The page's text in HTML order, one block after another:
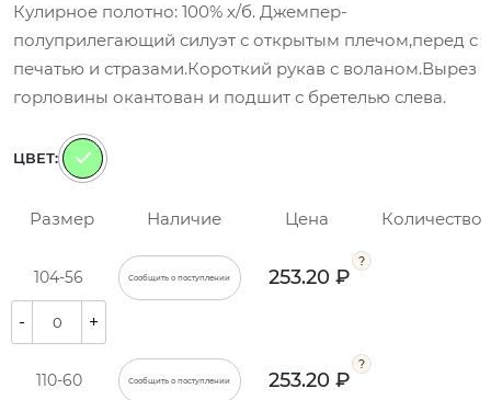
Кулирное полотно: 100% х/б. Джемпер-
полуприлегающий силуэт с открытым плечом,перед с
печатью и стразами.Короткий рукав с воланом.Вырез
горловины окантован и подшит с бретелью слева.
ЦВЕТ:
Размер Наличие Цена Количество
104-56 Сообщить о поступлении 253.20 ₽
- +
110-60 Сообщить о поступлении 253.20 ₽